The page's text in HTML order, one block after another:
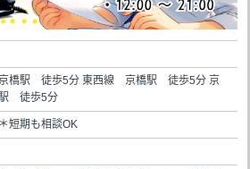
橋駅 徒歩5分 東西線 京橋駅 徒歩5分 京
徒歩5分
短期も相談OK